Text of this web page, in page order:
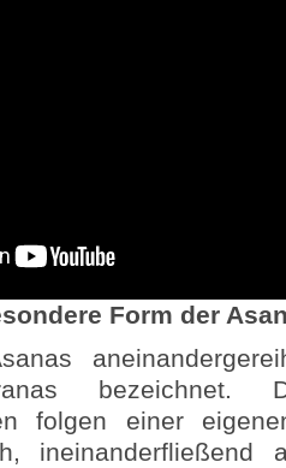
Form der
bezeichnet.
folgen einer
ineinanderfließend